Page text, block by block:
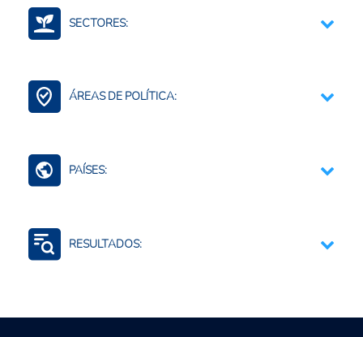
SECTORES:
ÁREAS DE POLÍTICA:
PAÍSES:
Mundo (agreg.)
RESULTADOS: